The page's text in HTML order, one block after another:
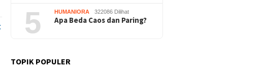
5 HUMANIORA 322086 Dilihat
Apa Beda Caos dan Paring?
TOPIK POPULER